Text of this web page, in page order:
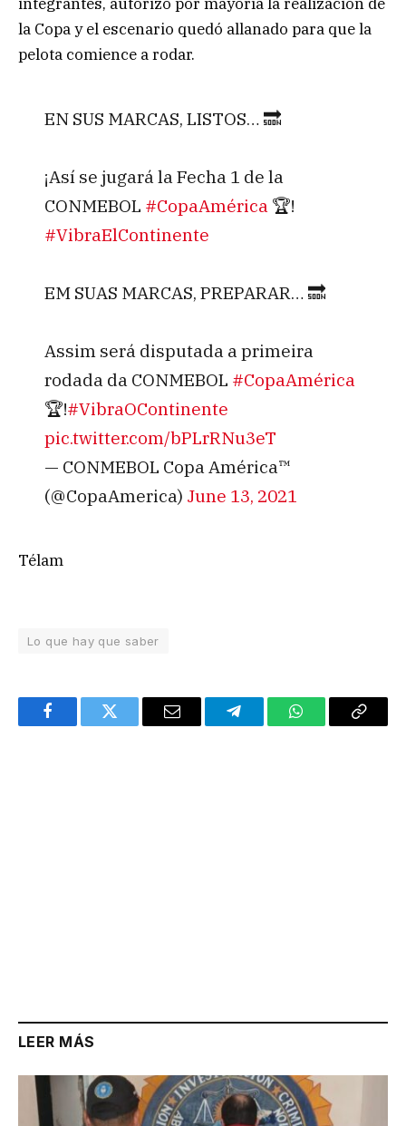
la Copa y el escenario quedó allanado para que la
pelota comience a rodar.
EN SUS MARCAS, LISTOS… 🔜​
¡Así se jugará la Fecha 1 de la
CONMEBOL #CopaAmérica🏆!​
#VibraElContinente
EM SUAS MARCAS, PREPARAR… 🔜​
Assim será disputada a primeira
rodada da CONMEBOL #CopaAmérica
🏆!​#VibraOContinente
pic.twitter.com/bPLrRNu3eT
— CONMEBOL Copa América™️
(@CopaAmerica) June 13, 2021
Télam
Lo que hay que saber
FacebookTwitter Email TelegramWhatsAppCopy
LEER MÁS